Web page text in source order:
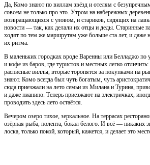
Да, Комо знают по виллам звёзд и отелям с
совсем не только про это. Утром на набережных
возвращающихся с уловом, и стариков, сидящих на
новости — так, как делали их отцы и деды. Старинные
ходят по тем же маршрутам уже больше ста лет, и даже
их ритма.
В маленьких городках вроде Варенны или Белладжо по
и кофе из баров, где туристов и местных легко
расписные виллы, вторые торопятся за покупками на
знают. Комо всегда был чуть богатым, чуть
сюда приезжали на лето семьи из Милана и Турина,
и даже пианино. Теперь приезжают на электричках,
проводить здесь лето остаётся.
Вечером озеро тихое, зеркальное. На террасах
озёрная рыба, полента, бокал белого. И всё — никаких
лоска, только покой, который, кажется, и делает это